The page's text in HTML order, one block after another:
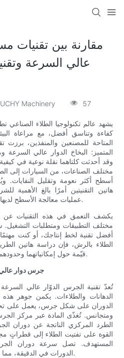
مقارنة بين تقنيات
عالي السرعة
Machinery 57
يشهد عالم تكنولوجيا الطلاء الصناعي
كفاءة وتناسق أفضل، مع مراعاة
المتاحة للمصنعين والمنفذين، برزت
المتميز: البخاخ الدوار عالي
وقد أحدثت كلتاهما نقلة نوعية في
مختلف الصناعات، من السيارات إلى
أسطح أكثر نعومة وتقليل النفايات.
هاتين التقنيتين أمرًا بالغ
عمليات معالجة الأسطح لديها وتحقيق أعلى مستويات الجودة.
يكشف التعمق في هذه التقنيات عن
مختلف التطبيقات ومتطلبات
أفضل تقنية لخط إنتاجك، أو كنت
الطلاء بالرش، فإن دراسة هاتين
قيّمة حول إمكانياتهما وحدودهما وبيئات الاستخدام المثالية لهما.
جرس دوار عالي
تُعدّ تقنية الجرس الدوّار عالي
الدهانات والطلاءات. يكمن جوهر
الدوران على شكل جرس، يعمل على
ومتجانس. تُغذّى المادة عبر مركز
الطرد المركزي الناتجة عن دوران
القوة على تفتيت الطلاء إلى قطراتٍ
المستهدف. تصل سرعة دوران
الدورات في الدقيقة، مما يضمن رشّ المادة بدقةٍ وانتظام.